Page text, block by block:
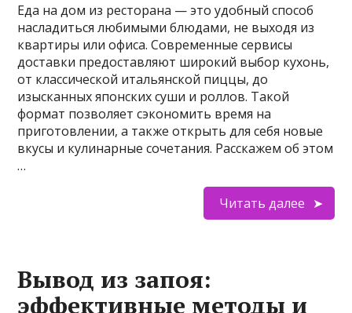
Еда на дом из ресторана — это удобный способ
насладиться любимыми блюдами, не выходя из
квартиры или офиса. Современные сервисы
доставки предоставляют широкий выбор кухонь,
от классической итальянской пиццы, до
изысканных японских суши и роллов. Такой
формат позволяет сэкономить время на
приготовлении, а также открыть для себя новые
вкусы и кулинарные сочетания. Расскажем об этом
…
Читать далее
Вывод из запоя:
эффективные методы и